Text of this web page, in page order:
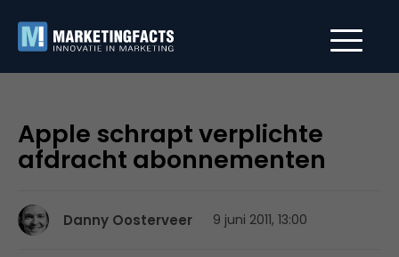
Apple schrapt verplichte
afdracht abonnementen
Danny Oosterveer 9 juni 2011, 13:00